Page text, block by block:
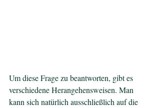
Um diese Frage zu beantworten, gibt es
verschiedene Herangehensweisen. Man
kann sich natürlich ausschließlich auf die